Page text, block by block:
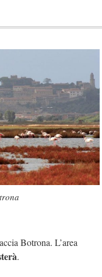
Botrona. L’area
.